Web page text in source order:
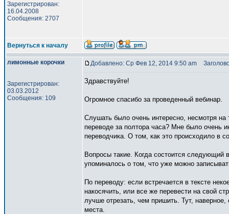
Зарегистрирован:
16.04.2008
Сообщения: 2707
Вернуться к началу
лимонные корочки
Зарегистрирован:
03.03.2012
Сообщения: 109
Добавлено: Ср Фев 12, 2014 9:50 am
Здравствуйте!
Огромное спасибо за проведенный вебинар.
Слушать было очень интересно, несмотря на
переводе за полтора часа? Мне было очень
переводчика. О том, как это происходило в
Вопросы такие. Когда состоится следующий
упоминалось о том, что уже можно
По переводу: если встречается в тексте
накосячить, или все же перевести на свой
лучше отрезать, чем пришить. Тут,
места.